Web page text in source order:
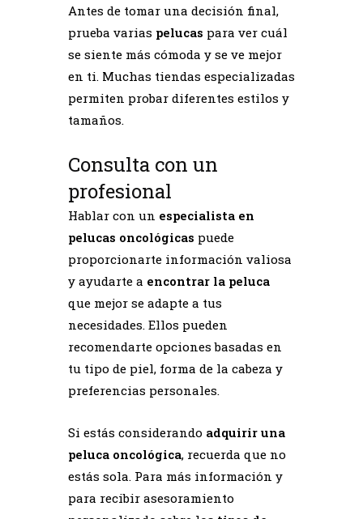
Antes de tomar una decisión final,
prueba varias pelucas para ver cuál
se siente más cómoda y se ve mejor
en ti. Muchas tiendas especializadas
permiten probar diferentes estilos y
tamaños.
Consulta con un
profesional
Hablar con un especialista en
pelucas oncológicas puede
proporcionarte información valiosa
y ayudarte a encontrar la peluca
que mejor se adapte a tus
necesidades. Ellos pueden
recomendarte opciones basadas en
tu tipo de piel, forma de la cabeza y
preferencias personales.
Si estás considerando adquirir una
peluca oncológica, recuerda que no
estás sola. Para más información y
para recibir asesoramiento